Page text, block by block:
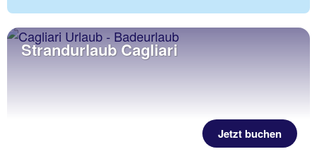
Strandurlaub Cagliari
Jetzt buchen